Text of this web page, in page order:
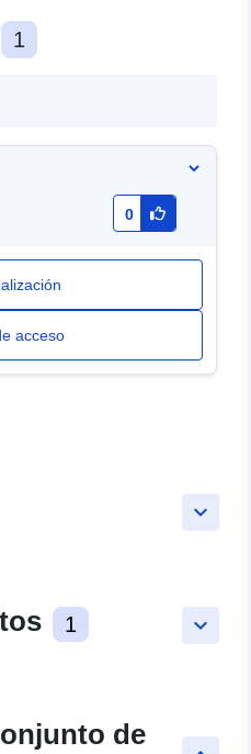
1
0
acceso
keyboard_arrow_down
keyboard_arrow_down
1
de